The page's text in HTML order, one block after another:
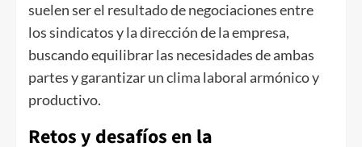
suelen ser el resultado de negociaciones entre
los sindicatos y la dirección de la empresa,
buscando equilibrar las necesidades de ambas
partes y garantizar un clima laboral armónico y
productivo.
Retos y desafíos en la